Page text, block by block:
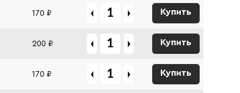
170 ₽ Купить
200 ₽ Купить
170 ₽ Купить